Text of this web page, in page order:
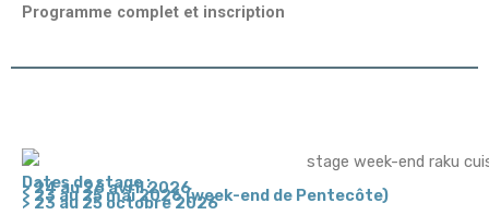
Programme complet et inscription
Dates de stage :
> 24 au 26 avril 2026
> 23 au 25 mai 2026 (week-end de Pentecôte)
> 23 au 25 octobre 2026​